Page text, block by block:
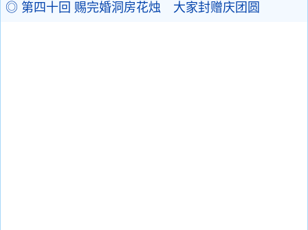
◎ 第四十回 赐完婚洞房花烛 大家封赠庆团圆